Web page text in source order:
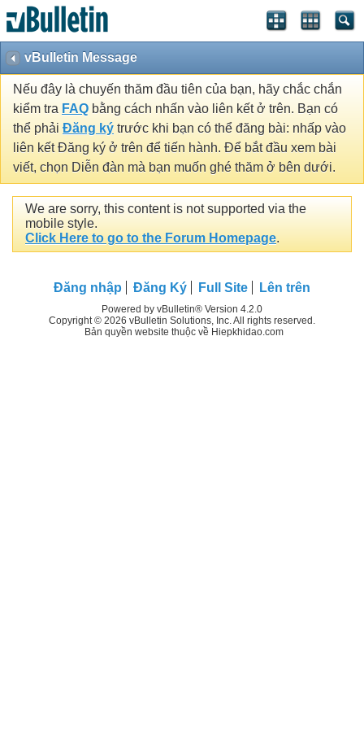
vBulletin Message
Nếu đây là chuyến thăm đầu tiên của bạn, hãy chắc chắn
kiểm tra FAQ bằng cách nhấn vào liên kết ở trên. Bạn có
thể phải Đăng ký trước khi bạn có thể đăng bài: nhấp vào
liên kết Đăng ký ở trên để tiến hành. Để bắt đầu xem bài
viết, chọn Diễn đàn mà bạn muốn ghé thăm ở bên dưới.
We are sorry, this content is not supported via the
mobile style.
Click Here to go to the Forum Homepage.
Đăng nhập Đăng Ký Full Site Lên trên
Powered by vBulletin® Version 4.2.0
Copyright © 2026 vBulletin Solutions, Inc. All rights reserved.
Bản quyền website thuộc về Hiepkhidao.com